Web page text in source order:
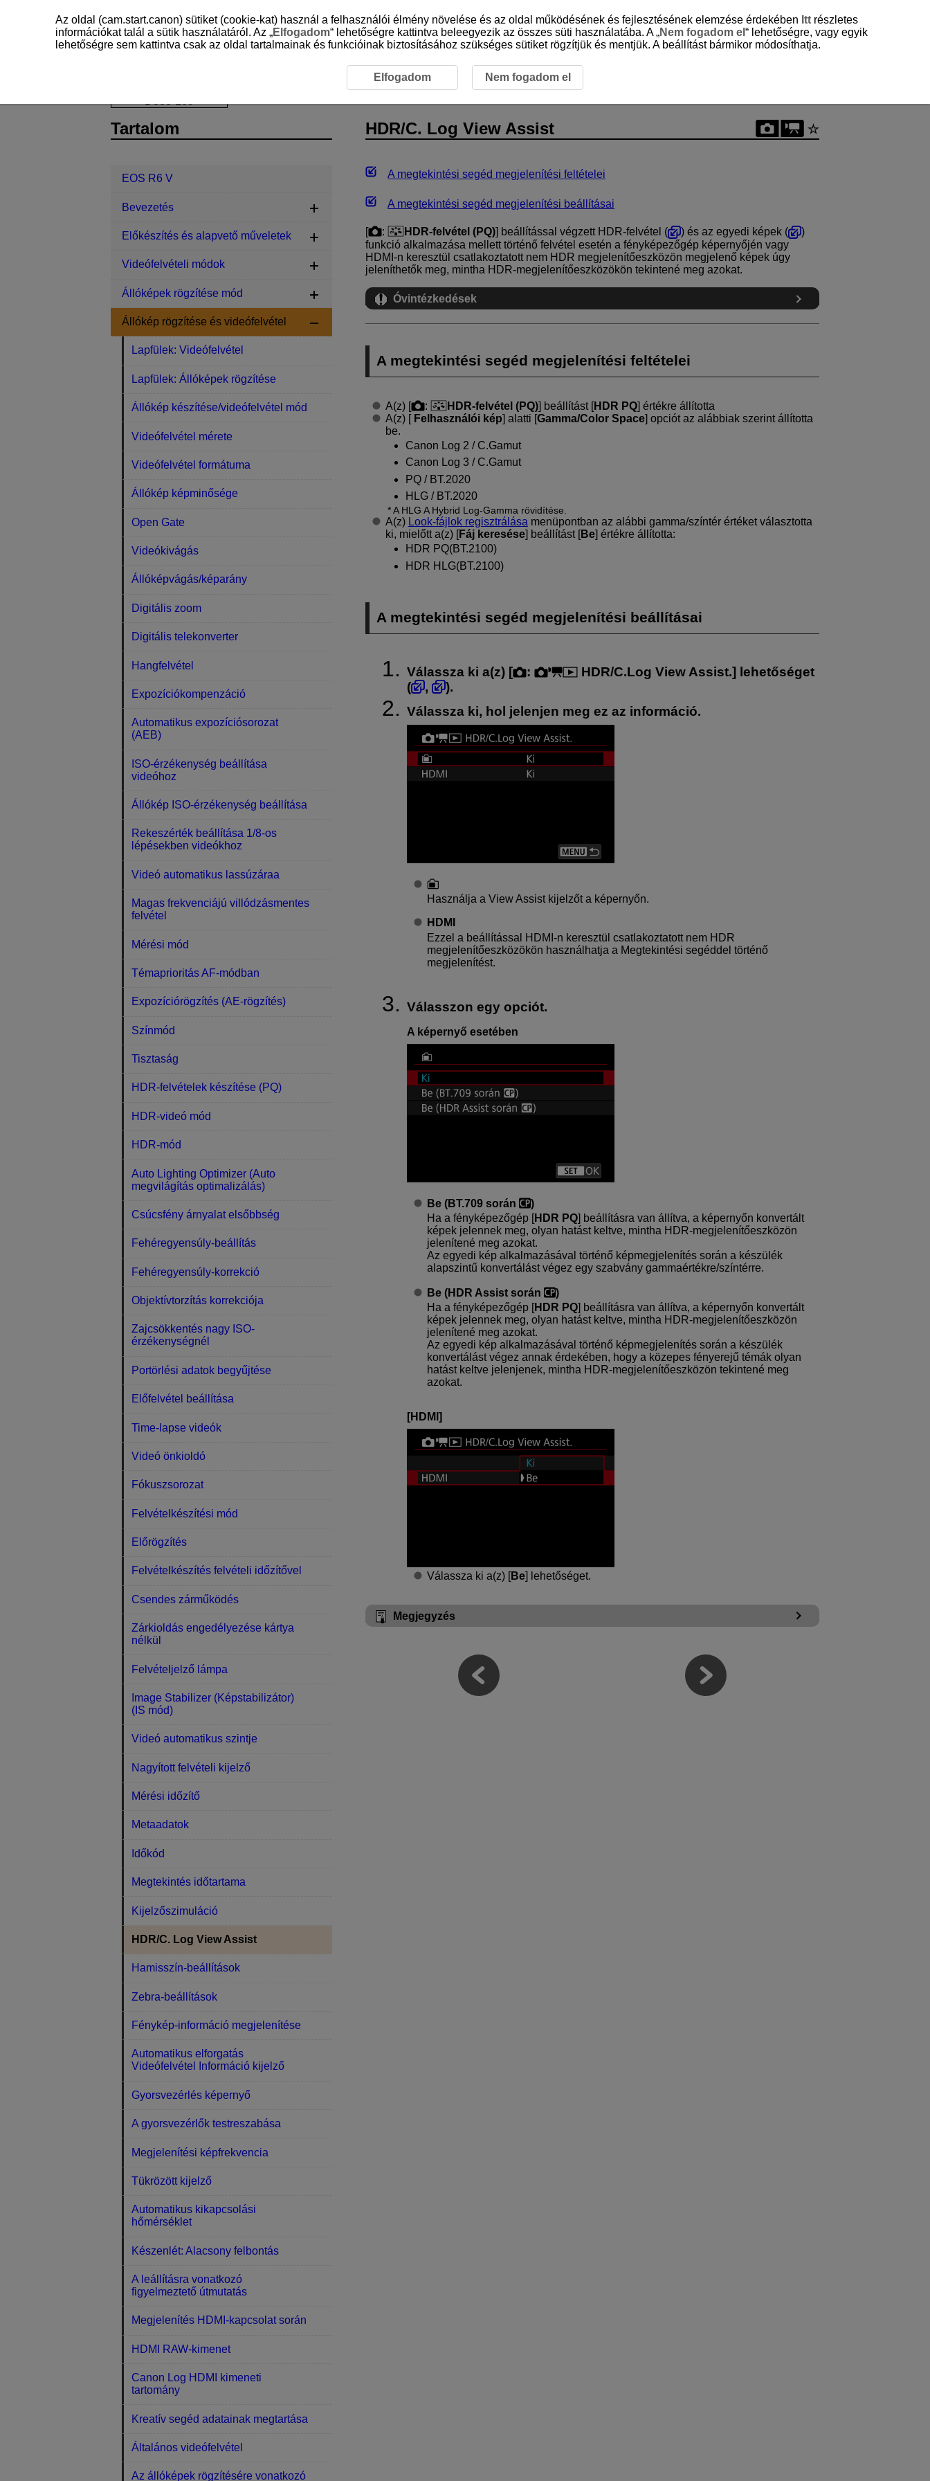
Állókép rögzítése és videófelvétel HDR/C. Log View Assist
HDR/C. Log View Assist
A megtekintési segéd megjelenítési feltételei
A megtekintési segéd megjelenítési beállításai
[ : HDR-felvétel (PQ)] beállítással végzett HDR-felvétel ( ) és az egyedi képek (
)
funkció alkalmazása mellett történő felvétel esetén a fényképezőgép képernyőjén vagy
HDMI-n keresztül csatlakoztatott nem HDR megjelenítőeszközön megjelenő képek úgy
jeleníthetők meg, mintha HDR-megjelenítőeszközökön tekintené meg azokat.
Óvintézkedések
A megtekintési segéd megjelenítési feltételei
A(z) [ : HDR-felvétel (PQ)] beállítást [HDR PQ] értékre állította
A(z) [ Felhasználói kép] alatti [Gamma/Color Space] opciót az alábbiak szerint állította
be.
Canon Log 2 / C.Gamut
Canon Log 3 / C.Gamut
PQ / BT.2020
HLG / BT.2020
A HLG A Hybrid Log-Gamma rövidítése.
A(z) Look-fájlok regisztrálása menüpontban az alábbi gamma/színtér értéket választotta
ki, mielőtt a(z) [Fáj keresése] beállítást [Be] értékre állította:
HDR PQ(BT.2100)
HDR HLG(BT.2100)
A megtekintési segéd megjelenítési beállításai
Válassza ki a(z) [ : HDR/C.Log View Assist.] lehetőséget
(
,
).
Válassza ki, hol jelenjen meg ez az információ.
Használja a View Assist kijelzőt a képernyőn.
HDMI
Ezzel a beállítással HDMI-n keresztül csatlakoztatott nem HDR
megjelenítőeszközökön használhatja a Megtekintési segéddel történő
megjelenítést.
Válasszon egy opciót.
A képernyő esetében
Be (BT.709 során
)
Ha a fényképezőgép [HDR PQ] beállításra van állítva, a képernyőn konvertált
képek jelennek meg, olyan hatást keltve, mintha HDR-megjelenítőeszközön
jelenítené meg azokat.
Az egyedi kép alkalmazásával történő képmegjelenítés során a készülék
alapszintű konvertálást végez egy szabvány gammaértékre/színtérre.
Be (HDR Assist során
)
Ha a fényképezőgép [HDR PQ] beállításra van állítva, a képernyőn konvertált
képek jelennek meg, olyan hatást keltve, mintha HDR-megjelenítőeszközön
jelenítené meg azokat.
Az egyedi kép alkalmazásával történő képmegjelenítés során a készülék
konvertálást végez annak érdekében, hogy a közepes fényerejű témák olyan
hatást keltve jelenjenek, mintha HDR-megjelenítőeszközön tekintené meg
azokat.
[HDMI ]
Válassza ki a(z) [Be] lehetőséget.
Megjegyzés
Tartalom
EOS R6 V
Bevezetés
Előkészítés és alapvető műveletek
Videófelvételi módok
Állóképek rögzítése mód
Állókép rögzítése és videófelvétel
Lapfülek: Videófelvétel
Lapfülek: Állóképek rögzítése
Állókép készítése/videófelvétel mód
Videófelvétel mérete
Videófelvétel formátuma
Állókép képminősége
Open Gate
Videókivágás
Állóképvágás/képarány
Digitális zoom
Digitális telekonverter
Hangfelvétel
Expozíciókompenzáció
Automatikus expozíciósorozat
(AEB)
ISO-érzékenység beállítása
videóhoz
Állókép ISO-érzékenység beállítása
Rekeszérték beállítása 1/8-os
lépésekben videókhoz
Videó automatikus lassúzáraa
Magas frekvenciájú villódzásmentes
felvétel
Mérési mód
Témaprioritás AF-módban
Expozíciórögzítés (AE-rögzítés)
Színmód
Tisztaság
HDR-felvételek készítése (PQ)
HDR-videó mód
HDR-mód
Auto Lighting Optimizer (Auto
megvilágítás optimalizálás)
Csúcsfény árnyalat elsőbbség
Fehéregyensúly-beállítás
Fehéregyensúly-korrekció
Objektívtorzítás korrekciója
Zajcsökkentés nagy ISO-
érzékenységnél
Portörlési adatok begyűjtése
Előfelvétel beállítása
Time-lapse videók
Videó önkioldó
Fókuszsorozat
Felvételkészítési mód
Előrögzítés
Felvételkészítés felvételi időzítővel
Csendes zárműködés
Zárkioldás engedélyezése kártya
nélkül
Felvételjelző lámpa
Image Stabilizer (Képstabilizátor)
(IS mód)
Videó automatikus szintje
Nagyított felvételi kijelző
Mérési időzítő
Metaadatok
Időkód
Megtekintés időtartama
Kijelzőszimuláció
HDR/C. Log View Assist
Hamisszín-beállítások
Zebra-beállítások
Fénykép-információ megjelenítése
Automatikus elforgatás
Videófelvétel Információ kijelző
Gyorsvezérlés képernyő
A gyorsvezérlők testreszabása
Megjelenítési képfrekvencia
Tükrözött kijelző
Automatikus kikapcsolási
hőmérséklet
Készenlét: Alacsony felbontás
A leállításra vonatkozó
figyelmeztető útmutatás
Megjelenítés HDMI-kapcsolat során
HDMI RAW-kimenet
Canon Log HDMI kimeneti
tartomány
Kreatív segéd adatainak megtartása
Általános videófelvétel
Az állóképek rögzítésére vonatkozó
Az oldal (cam.start.canon) sütiket (cookie-kat) használ a felhasználói élmény növelése és az oldal működésének és fejlesztésének elemzése érdekében Itt részletes
információkat talál a sütik használatáról. Az „Elfogadom“ lehetőségre kattintva beleegyezik az összes süti használatába. A „Nem fogadom el “ lehetőségre, vagy egyik
lehetőségre sem kattintva csak az oldal tartalmainak és funkcióinak biztosításához szükséges sütiket rögzítjük és mentjük. A beállítást bármikor módosíthatja.
Elfogadom Nem fogadom el